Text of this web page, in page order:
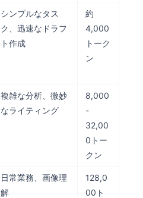
シンプルなタス
ク、迅速なドラフ
ト作成
約
4,000
トーク
ン
複雑な分析、微妙
なライティング
8,000
-
32,00
0トー
クン
日常業務、画像理
解
128,0
00ト